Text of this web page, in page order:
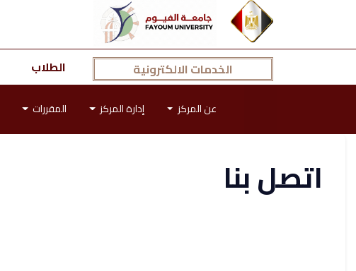
الخدمات الالكترونية الطلاب
عن المركز إدارة المركز المقررات
اتصل بنا